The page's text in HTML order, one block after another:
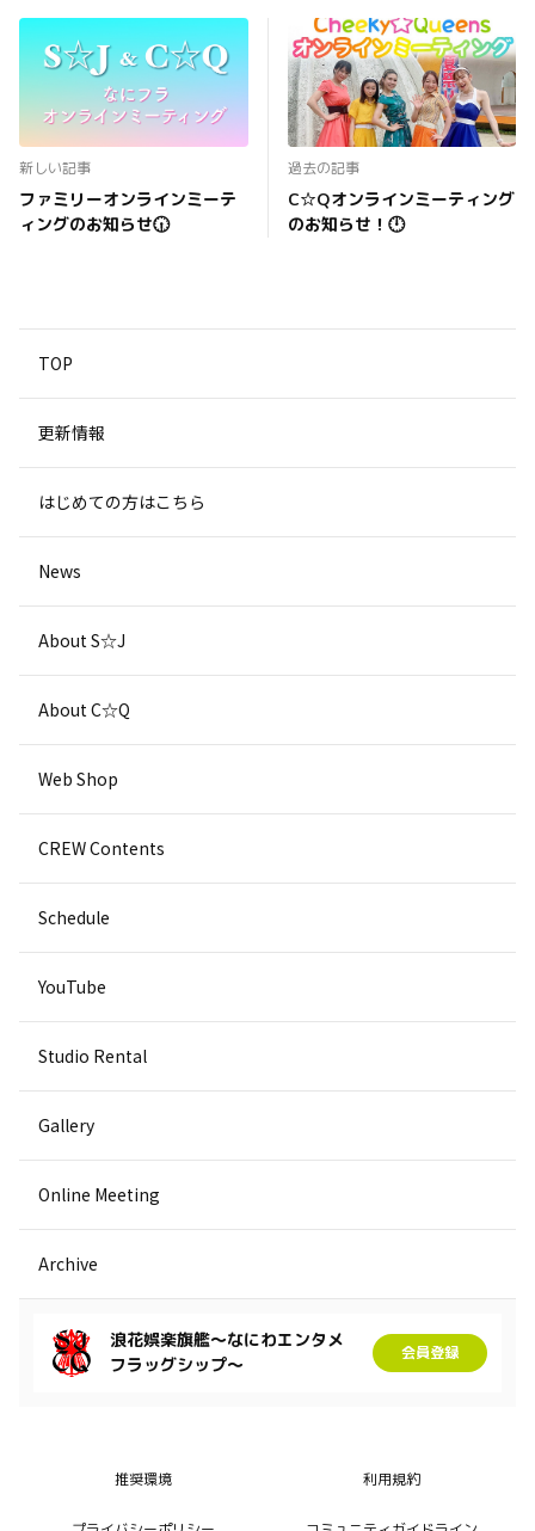
新しい記事
ファミリーオンラインミーテ
ィングのお知らせ🕡
過去の記事
C☆Qオンラインミーティング
のお知らせ！🕛
TOP
更新情報
はじめての方はこちら
News
About S☆J
About C☆Q
Web Shop
CREW Contents
Schedule
YouTube
Studio Rental
Gallery
Online Meeting
Archive
浪花娯楽旗艦～なにわエンタメ
フラッグシップ～
会員登録
推奨環境 利用規約